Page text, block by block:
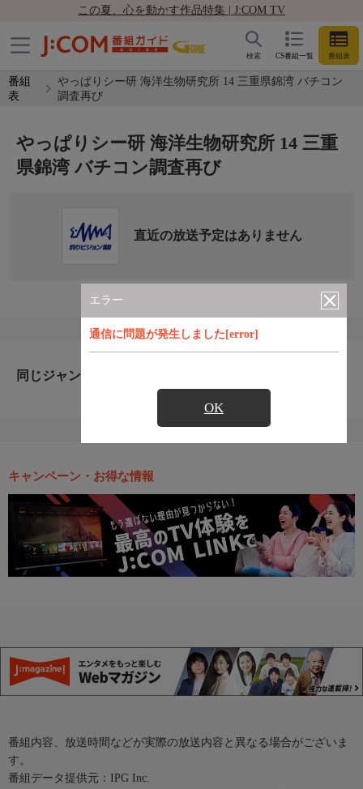
この夏、心を動かす作品特集 | J:COM TV
CS番組一覧 番組表
検索
番組
表
やっぱりシー研 海洋生物研究所 14 三重県錦湾 バチコン
調査再び
エラー
通信に問題が発生しました[error]
OK
やっぱりシー研 海洋生物研究所 14 三重
県錦湾 バチコン調査再び
直近の放送予定はありません
同じジャンルのおすすめ番組
キャンペーン・お得な情報
番組内容、放送時間などが実際の放送内容と異なる場合がございま
す。
番組データ提供元：IPG Inc.